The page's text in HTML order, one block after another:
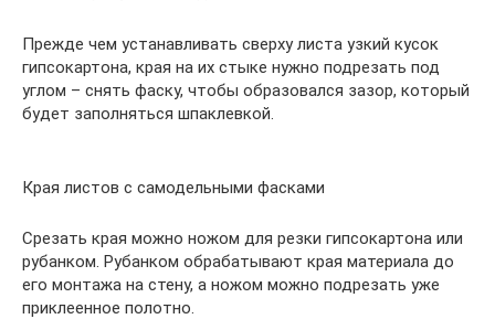
Прежде чем устанавливать сверху листа узкий кусок
гипсокартона, края на их стыке нужно подрезать под
углом – снять фаску, чтобы образовался зазор, который
будет заполняться шпаклевкой.
Края листов с самодельными фасками
Срезать края можно ножом для резки гипсокартона или
рубанком. Рубанком обрабатывают края материала до
его монтажа на стену, а ножом можно подрезать уже
приклеенное полотно.